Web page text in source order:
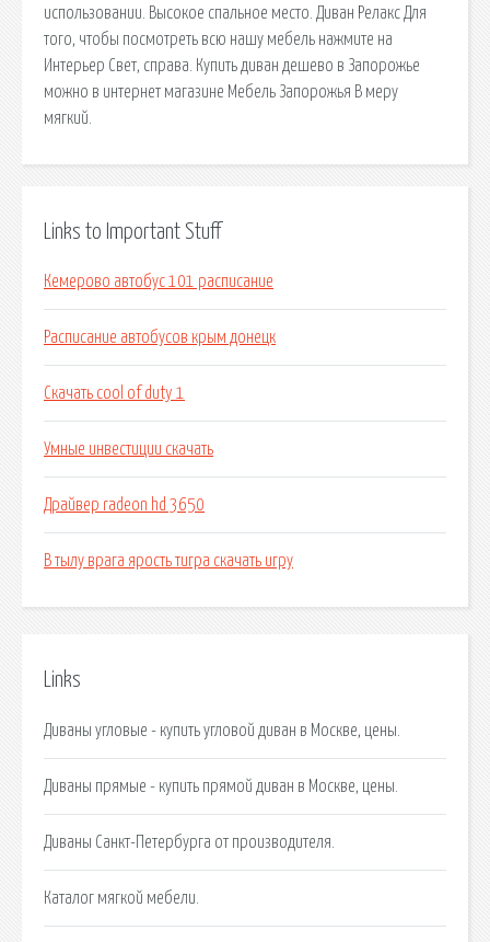
использовании. Высокое спальное место. Диван Релакс Для
того, чтобы посмотреть всю нашу мебель нажмите на
Интерьер Свет, справа. Купить диван дешево в Запорожье
можно в интернет магазине Мебель Запорожья В меру
мягкий.
Links to Important Stuff
Кемерово автобус 101 расписание
Расписание автобусов крым донецк
Скачать cool of duty 1
Умные инвестиции скачать
Драйвер radeon hd 3650
В тылу врага ярость тигра скачать игру
Links
Диваны угловые - купить угловой диван в Москве, цены.
Диваны прямые - купить прямой диван в Москве, цены.
Диваны Санкт-Петербурга от производителя.
Каталог мягкой мебели.